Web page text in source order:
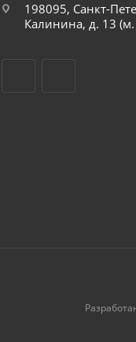
198095, Санкт-
Калинина, д. 13 (м.